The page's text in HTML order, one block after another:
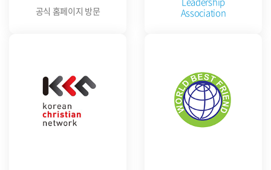
공식 홈페이지 방문
Association